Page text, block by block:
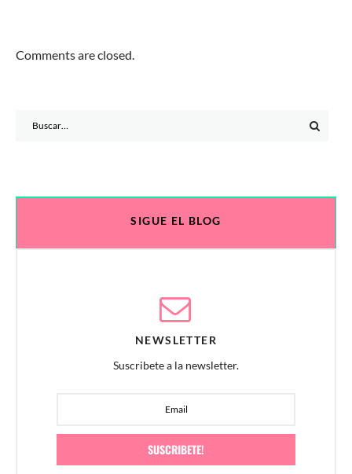
Comments are closed.
SIGUE EL BLOG
NEWSLETTER
Suscribete a la newsletter.
SUSCRIBETE!